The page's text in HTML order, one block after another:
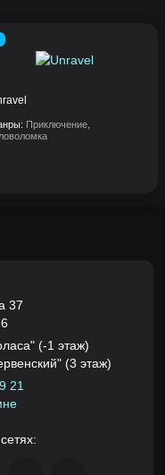
Приключение,
37
(-1 этаж)
(3 этаж)
21